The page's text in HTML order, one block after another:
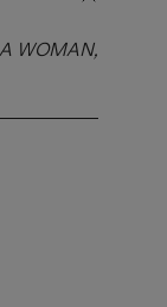
A WOMAN,